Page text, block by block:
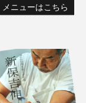
メニューはこちら